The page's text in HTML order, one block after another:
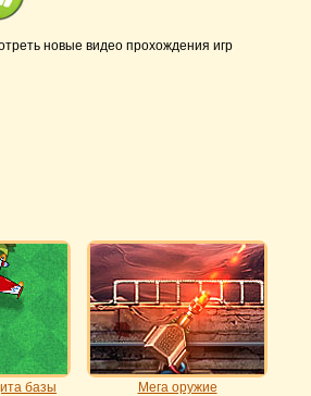
новые видео прохождения игр
базы Мега оружие